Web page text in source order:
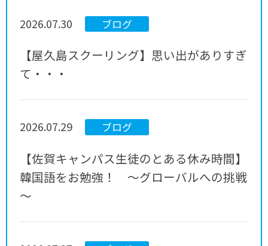
2026.07.30 ブログ
【屋久島スクーリング】思い出がありすぎ
て・・・
2026.07.29 ブログ
【佐賀キャンパス生徒のとある休み時間】
韓国語をお勉強！ ～グローバルへの挑戦
～